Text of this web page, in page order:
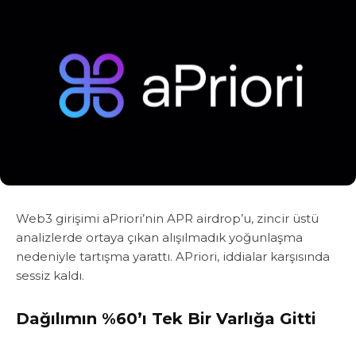
Web3 girişimi aPriori’nin APR airdrop’u, zincir üstü
analizlerde ortaya çıkan alışılmadık yoğunlaşma
nedeniyle tartışma yarattı. APriori, iddialar karşısında
sessiz kaldı.
Dağılımın %60’ı Tek Bir Varlığa Gitti